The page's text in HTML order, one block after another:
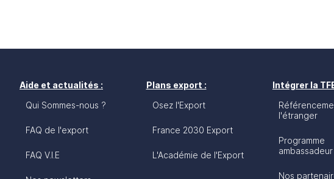
Aide et actualités :
Qui Sommes-nous ?
FAQ de l'export
FAQ V.I.E
Plans export :
Osez l'Export
France 2030 Export
L'Académie de l'Export
Intégrer la
l'étranger
Programme
ambassadeur
Nos